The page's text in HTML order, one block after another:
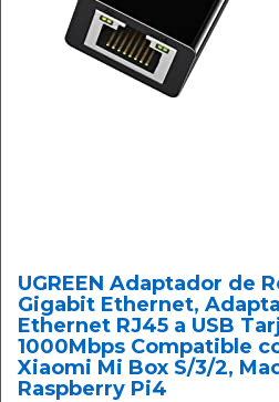
UGREEN Adaptador de
Gigabit Ethernet,
Ethernet RJ45 a USB
1000Mbps Compatible
Xiaomi Mi Box S/3/2,
Raspberry Pi4